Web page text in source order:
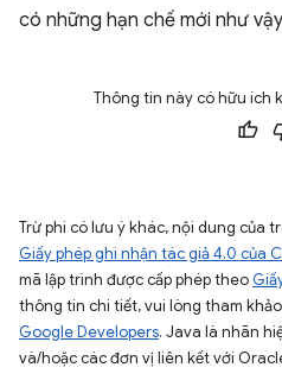
có những hạn chế mới như
Thông tin này có hữu ích
Trừ phi có lưu ý khác, nội dung của
Giấy phép ghi nhận tác giả 4.0 của
mã lập trình được cấp phép theo
thông tin chi tiết, vui lòng tham khảo
Google Developers. Java là nhãn
và/hoặc các đơn vị liên kết với